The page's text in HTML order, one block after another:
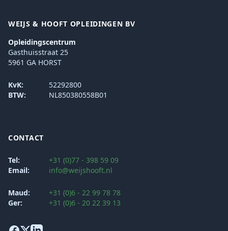
WEIJS & HOOFT OPLEIDINGEN BV
Opleidingscentrum
Gasthuisstraat 25
5961 GA HORST
KvK:
52292800
BTW:
NL850380558B01
CONTACT
Tel:
+31 (0)77 - 398 59 09
Email:
info@weijshooft.nl
Maud:
+31 (0)6 - 22 99 78 78
Ger:
+31 (0)6 - 20 22 39 13